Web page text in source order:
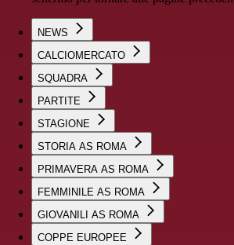
NEWS
CALCIOMERCATO
SQUADRA
PARTITE
STAGIONE
STORIA AS ROMA
PRIMAVERA AS ROMA
FEMMINILE AS ROMA
GIOVANILI AS ROMA
COPPE EUROPEE